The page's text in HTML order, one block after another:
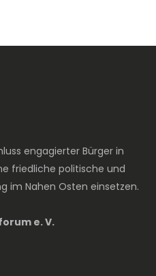
engagierter Bürger in
friedliche politische und
im Nahen Osten einsetzen.
e. V.